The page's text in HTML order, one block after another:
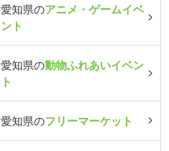
愛知県のアニメ・ゲームイベ
ント
愛知県の動物ふれあいイベン
ト
愛知県のフリーマーケット